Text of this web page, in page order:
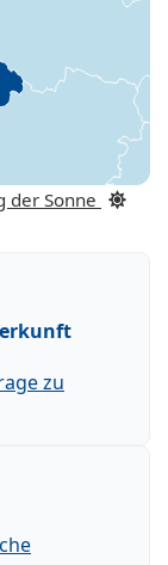
der Sonne
zu